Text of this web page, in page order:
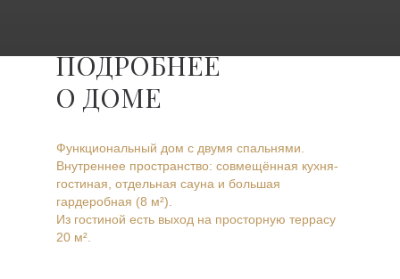
ПОДРОБНЕЕ
О ДОМЕ
Функциональный дом с двумя спальнями.
Внутреннее пространство: совмещённая кухня-
гостиная, отдельная сауна и большая
гардеробная (8 м²).
Из гостиной есть выход на просторную террасу
20 м².